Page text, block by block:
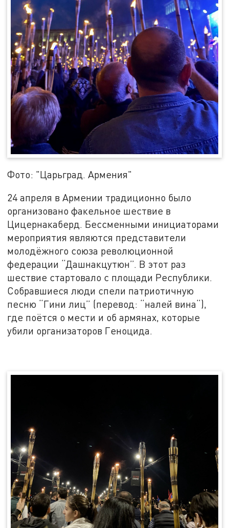
Фото: "Царьград. Армения"
24 апреля в Армении традиционно было
организовано факельное шествие в
Цицернакаберд. Бессменными инициаторами
мероприятия являются представители
молодёжного союза революционной
федерации “Дашнакцутюн”. В этот раз
шествие стартовало с площади Республики.
Собравшиеся люди спели патриотичную
песню “Гини лиц” (перевод: “налей вина“),
где поётся о мести и об армянах, которые
убили организаторов Геноцида.